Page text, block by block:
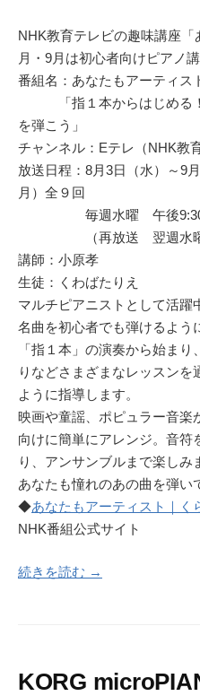
NHK教育テレビの趣味講座
月・9月は初心者向けピアノ講
番組名：あなたもアーティス
「指１本からはじめる！
を弾こう」
チャンネル：Eテレ（NHK教
放送日程：8月3日（水）～9
月）全９回
毎週水曜 午後9:30
（再放送 翌週水曜 午
講師：小原孝
生徒：くわばたりえ
マルチピアニストとして活躍
名曲を初心者でも弾けるよう
「指１本」の演奏から始ま
りなどさまざまなレッスンを
ように指導します。
映画や童謡、ポピュラー音楽
向けに簡単にアレンジ。音符
り、アンサンブルまで楽しみ
あなたも憧れのあの曲を弾い
◆あなたもアーティスト｜く
NHK番組公式サイト
続きを読む →
KORG